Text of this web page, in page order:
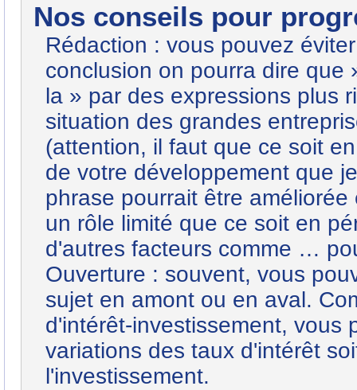
Nos conseils pour
Rédaction : vous pouvez
conclusion on pourra dire que
la » par des expressions plus
situation des grandes
(attention, il faut que ce soit
de votre développement que
phrase pourrait être
un rôle limité que ce soit en
d'autres facteurs comme …
Ouverture : souvent, vous
sujet en amont ou en aval.
d'intérêt-investissement, vous
variations des taux d'intérêt
l'investissement.